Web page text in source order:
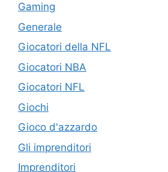
Gaming
Generale
Giocatori della NFL
Giocatori NBA
Giocatori NFL
Giochi
Gioco d'azzardo
Gli imprenditori
Imprenditori